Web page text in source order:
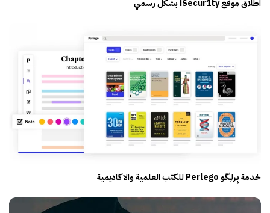
اطلاق موقع iSecur1ty بشكل رسمي
خدمة بِـرلـِگـو Perlego للكتب العلمية والاكاديمية